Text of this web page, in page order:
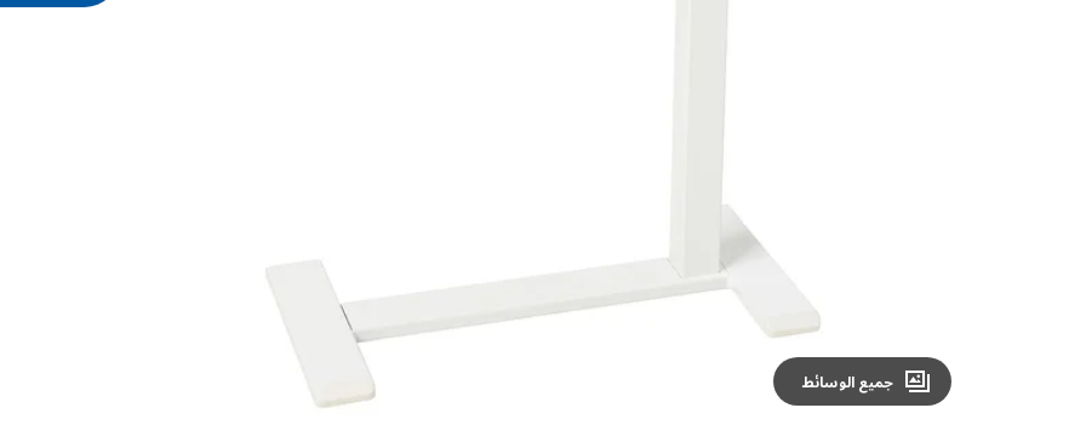
جميع الوسائط